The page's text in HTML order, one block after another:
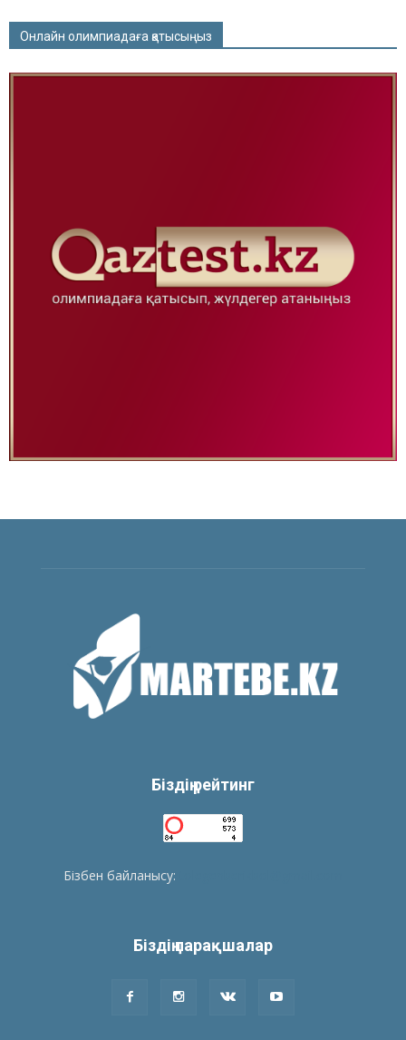
Онлайн олимпиадаға қатысыңыз
Біздің рейтинг
Бізбен байланысу:
Біздің парақшалар